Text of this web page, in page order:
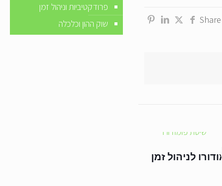
Share
לניהול זמן
פרודקטיביות וניהול זמן
שוק ההון וכלכלה